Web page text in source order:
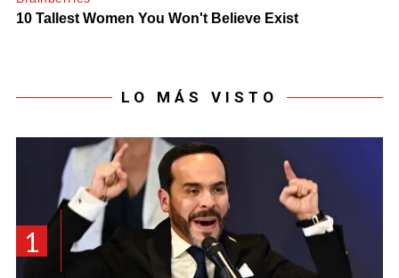
LO MÁS VISTO
1